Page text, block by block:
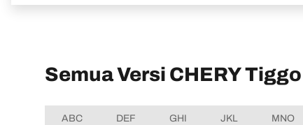
Semua Versi CHERY Tiggo
ABC DEF GHI JKL MNO